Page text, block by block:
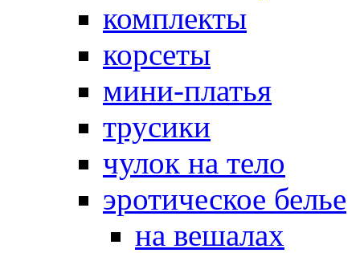
комплекты
корсеты
мини-платья
трусики
чулок на тело
эротическое белье
на вешалах